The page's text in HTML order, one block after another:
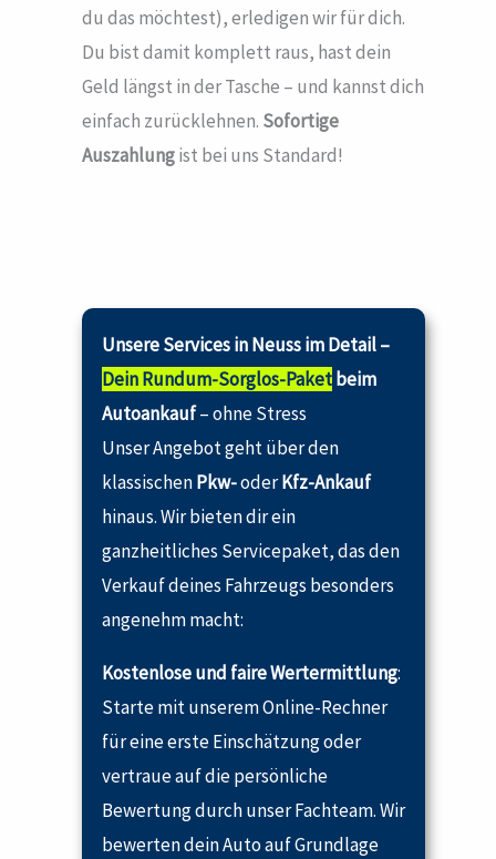
du das möchtest), erledigen wir für dich.
Du bist damit komplett raus, hast dein
Geld längst in der Tasche – und kannst dich
einfach zurücklehnen. Sofortige
Auszahlungist bei uns Standard!
Unsere Services in Neuss im Detail –
Dein Rundum-Sorglos-Paketbeim
Autoankauf– ohne Stress
Unser Angebot geht über den
klassischenPkw-oderKfz-Ankauf
hinaus. Wir bieten dir ein
ganzheitliches Servicepaket, das den
Verkauf deines Fahrzeugs besonders
angenehm macht:
Kostenlose und faire Wertermittlung:
Starte mit unserem Online-Rechner
für eine erste Einschätzung oder
vertraue auf die persönliche
Bewertung durch unser Fachteam. Wir
bewerten dein Auto auf Grundlage